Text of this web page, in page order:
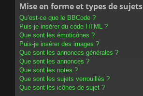
Mise en forme et types de sujets
Qu’est-ce que le BBCode ?
Puis-je insérer du code HTML ?
Que sont les émoticônes ?
Puis-je insérer des images ?
Que sont les annonces générales ?
Que sont les annonces ?
Que sont les notes ?
Que sont les sujets verrouillés ?
Que sont les icônes de sujet ?